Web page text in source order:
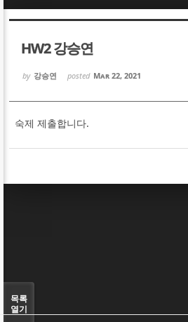
HW2 강승연
by 강승연 posted Mar 22, 2021
숙제 제출합니다.
목록
열기
Sketchbook5, 스케
Sketchbook5, 스
Sketchbook5, 스케
Sketchbook5, 스